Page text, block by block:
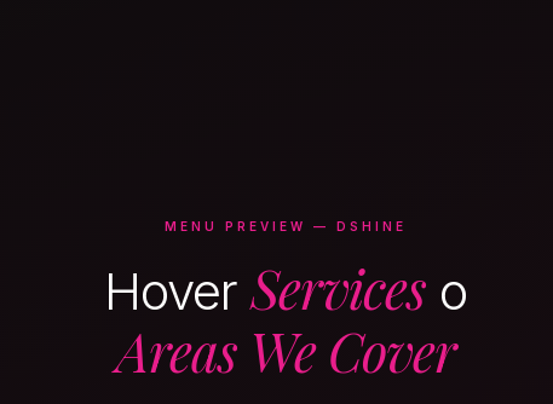
MENU PREVIEW — DSHINE
HoverServices o
Areas We Cover